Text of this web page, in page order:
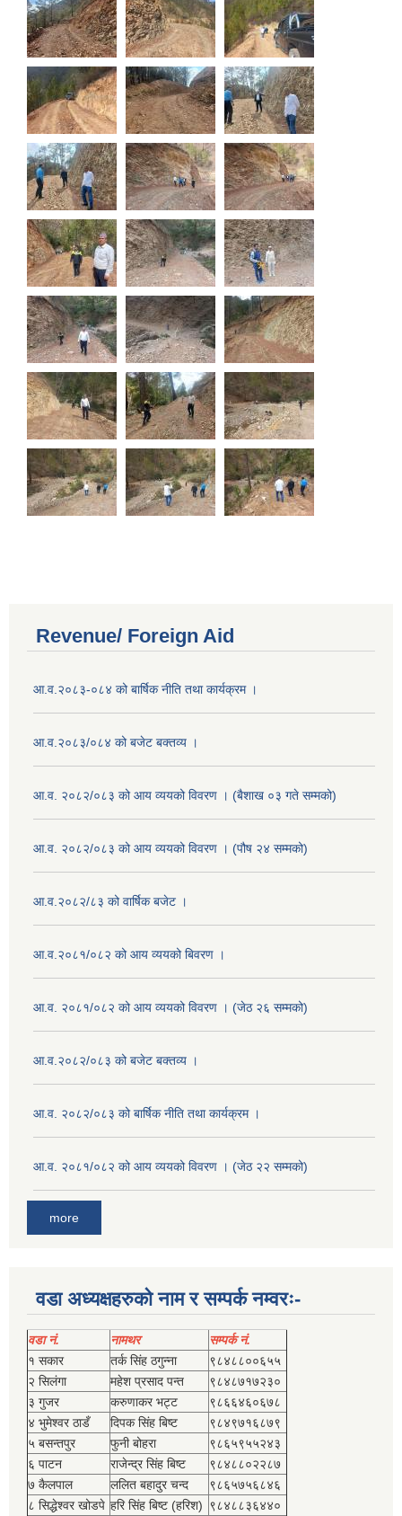
Revenue/ Foreign Aid
आ.व.२०८३-०८४ को बार्षिक नीति तथा कार्यक्रम ।
आ.व.२०८३/०८४ को बजेट बक्तव्य ।
आ.व. २०८२/०८३ को आय व्ययको विवरण । (बैशाख ०३ गते सम्मको)
आ.व. २०८२/०८३ को आय व्ययको विवरण । (पौष २४ सम्मको)
आ.व.२०८२/८३ को वार्षिक बजेट ।
आ.व.२०८१/०८२ को आय व्ययको बिवरण ।
आ.व. २०८१/०८२ को आय व्ययको विवरण । (जेठ २६ सम्मको)
आ.व.२०८२/०८३ को बजेट बक्तव्य ।
आ.व. २०८२/०८३ को बार्षिक नीति तथा कार्यक्रम ।
आ.व. २०८१/०८२ को आय व्ययको विवरण । (जेठ २२ सम्मको)
more
वडा अध्यक्षहरुको नाम र सम्पर्क नम्वरः-
वडा नं. नामथर
सम्पर्क नं.
१ सकार
तर्क सिंह ठगुन्‍ना
९८४८८००६५५
२ सिलंगा
महेश प्रसाद पन्त
९८४८७१७२३०
३ गुजर
करुणाकर भट्ट
९८६६४६०६७८
४ भुमेश्‍वर ठाडँ
दिपक सिंह बिष्‍ट
९८४९७१६८७९
५ बसन्तपुर
फुनी बोहरा
९८६५९५५२४३
६ पाटन
राजेन्द्र सिंह बिष्‍ट
९८४८८०२२८७
७ कैलपाल
ललित बहादुर चन्द
९८६५७५६८४६
८ सिद्धेश्‍वर खोडपे हरि सिंह बिष्‍ट (हरिश) ९८४८८३६४४०